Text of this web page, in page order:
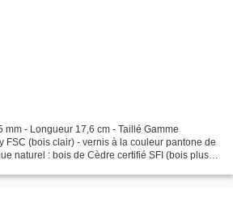
- Longueur 17,6 cm - Taillé Gamme
FSC (bois clair) - vernis à la couleur pantone de
naturel : bois de Cèdre certifié SFI (bois plus